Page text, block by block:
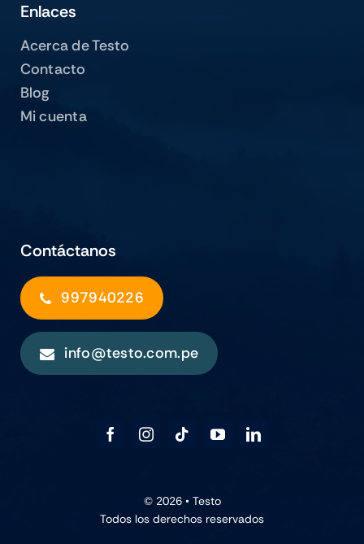
Enlaces
Acerca de Testo
Contacto
Blog
Mi cuenta
Contáctanos
997940226
info@testo.com.pe
© 2026 • Testo
Todos los derechos reservados